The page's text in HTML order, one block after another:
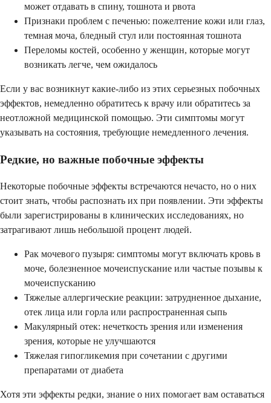
может отдавать в спину, тошнота и рвота
Признаки проблем с печенью: пожелтение кожи или глаз,
темная моча, бледный стул или постоянная тошнота
Переломы костей, особенно у женщин, которые могут
возникать легче, чем ожидалось
Если у вас возникнут какие-либо из этих серьезных побочных
эффектов, немедленно обратитесь к врачу или обратитесь за
неотложной медицинской помощью. Эти симптомы могут
указывать на состояния, требующие немедленного лечения.
Редкие, но важные побочные эффекты
Некоторые побочные эффекты встречаются нечасто, но о них
стоит знать, чтобы распознать их при появлении. Эти эффекты
были зарегистрированы в клинических исследованиях, но
затрагивают лишь небольшой процент людей.
Рак мочевого пузыря: симптомы могут включать кровь в
моче, болезненное мочеиспускание или частые позывы к
мочеиспусканию
Тяжелые аллергические реакции: затрудненное дыхание,
отек лица или горла или распространенная сыпь
Макулярный отек: нечеткость зрения или изменения
зрения, которые не улучшаются
Тяжелая гипогликемия при сочетании с другими
препаратами от диабета
Хотя эти эффекты редки, знание о них помогает вам оставаться